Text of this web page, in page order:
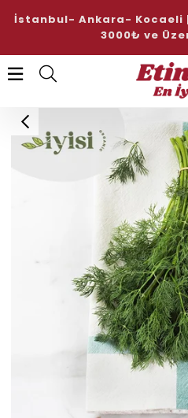
İstanbul- Ankara- Kocaeli
3000₺ ve
Üye Girişi